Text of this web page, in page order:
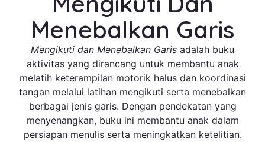
Menebalkan Garis
Mengikuti dan Menebalkan Garis adalah buku
aktivitas yang dirancang untuk membantu anak
melatih keterampilan motorik halus dan koordinasi
tangan melalui latihan mengikuti serta menebalkan
berbagai jenis garis. Dengan pendekatan yang
menyenangkan, buku ini membantu anak dalam
persiapan menulis serta meningkatkan ketelitian.